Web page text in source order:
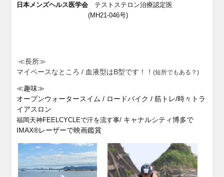
日本メンズヘルス医学会 テストステロン治療認定医
(MH21-046号)
≪長所≫
マイペースなところ / 血液型はB型です！！(短所でもある？)
≪趣味≫
オープンウォータースイム / ロードバイク / 筋トレ/時々トラ
イアスロン
福岡天神FEELCYCLEで汗を流す事/ キャナルシティ博多で
IMAX®レーザーで映画鑑賞